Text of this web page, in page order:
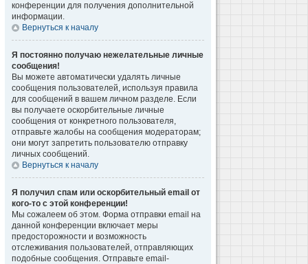
конференции для получения дополнительной
информации.
Вернуться к началу
Я постоянно получаю нежелательные личные
сообщения!
Вы можете автоматически удалять личные
сообщения пользователей, используя правила
для сообщений в вашем личном разделе. Если
вы получаете оскорбительные личные
сообщения от конкретного пользователя,
отправьте жалобы на сообщения модераторам;
они могут запретить пользователю отправку
личных сообщений.
Вернуться к началу
Я получил спам или оскорбительный email от
кого-то с этой конференции!
Мы сожалеем об этом. Форма отправки email на
данной конференции включает меры
предосторожности и возможность
отслеживания пользователей, отправляющих
подобные сообщения. Отправьте email-